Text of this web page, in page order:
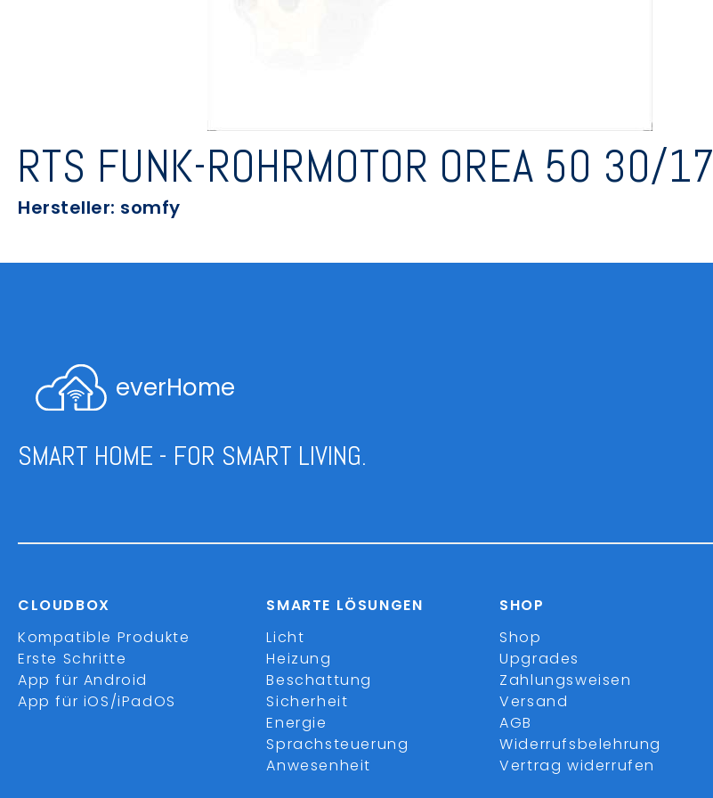
RTS FUNK-ROHRMOTOR OREA 50 30/17
Hersteller: somfy
everHome
SMART HOME - FOR SMART LIVING.
CLOUDBOX
Kompatible Produkte
Erste Schritte
App für Android
App für iOS/iPadOS
SMARTE LÖSUNGEN
Licht
Heizung
Beschattung
Sicherheit
Energie
Sprachsteuerung
Anwesenheit
SHOP
Shop
Upgrades
Zahlungsweisen
Versand
AGB
Widerrufsbelehrung
Vertrag widerrufen